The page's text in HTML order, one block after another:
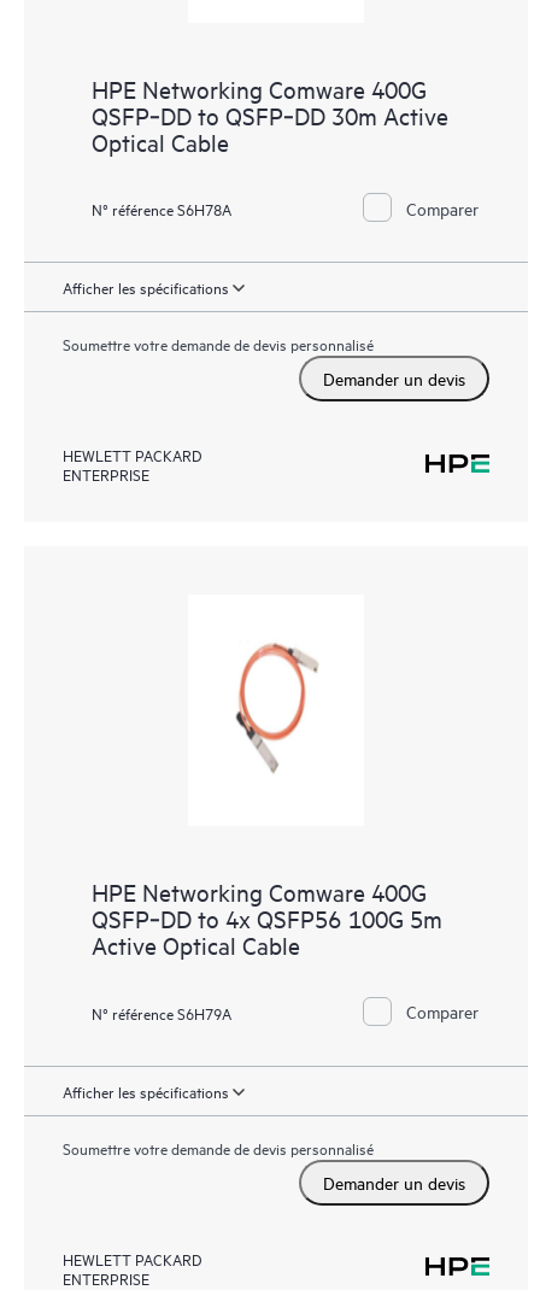
HPE Networking Comware 400G
QSFP‑DD to QSFP‑DD 30m Active
Optical Cable
N° référence S6H78A Comparer
Afficher les spécifications
Soumettre votre demande de devis personnalisé
Demander un devis
HEWLETT PACKARD
ENTERPRISE
HPE Networking Comware 400G
QSFP‑DD to 4x QSFP56 100G 5m
Active Optical Cable
N° référence S6H79A Comparer
Afficher les spécifications
Soumettre votre demande de devis personnalisé
Demander un devis
HEWLETT PACKARD
ENTERPRISE